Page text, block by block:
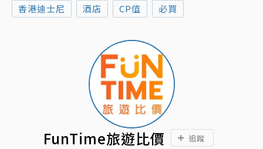
香港迪士尼 酒店 CP值 必買
FunTime旅遊比價 追蹤